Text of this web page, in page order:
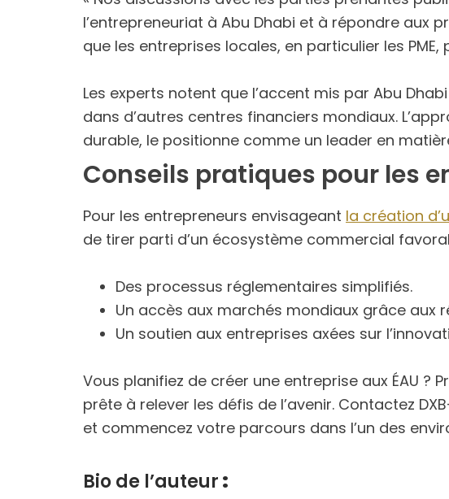
l’entrepreneuriat à Abu Dhabi et à répondre aux
que les entreprises locales, en particulier les
Les experts notent que l’accent mis par Abu
dans d’autres centres financiers mondiaux.
durable, le positionne comme un leader en
Conseils pratiques pour les
Pour les entrepreneurs envisageant la création
de tirer parti d’un écosystème commercial
Des processus réglementaires simplifiés.
Un accès aux marchés mondiaux grâce aux
Un soutien aux entreprises axées sur
Vous planifiez de créer une entreprise aux ÉAU ?
prête à relever les défis de l’avenir. Contactez
et commencez votre parcours dans l’un des
Bio de l’auteur: